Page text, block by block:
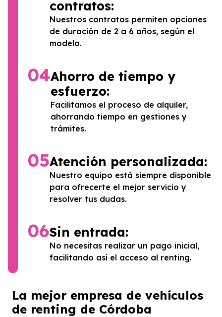
La mejor empresa de vehículos
de renting de Córdoba
contratos:
Nuestros contratos permiten opciones
de duración de 2 a 6 años, según el
modelo.
04Ahorro de tiempo y
esfuerzo:
Facilitamos el proceso de alquiler,
ahorrando tiempo en gestiones y
trámites.
05Atención personalizada:
Nuestro equipo está siempre disponible
para ofrecerte el mejor servicio y
resolver tus dudas.
06Sin entrada:
No necesitas realizar un pago inicial,
facilitando así el acceso al renting.